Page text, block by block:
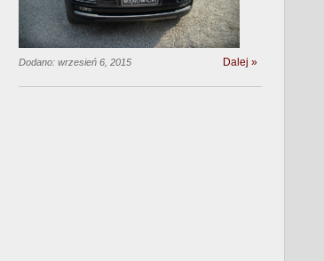
Dodano: wrzesień 6, 2015 Dalej »